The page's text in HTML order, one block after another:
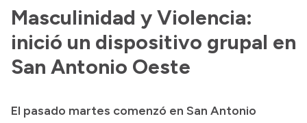
Archivo de noticias
Transparencia
Masculinidad y Violencia:
inició un dispositivo grupal en
San Antonio Oeste
El pasado martes comenzó en San Antonio